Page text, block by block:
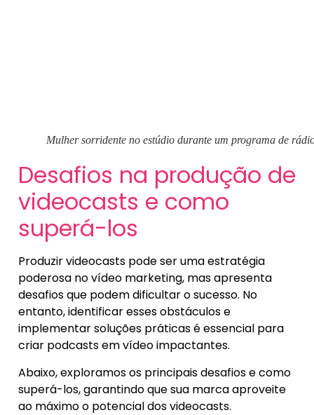
Mulher sorridente no estúdio durante um programa de
Desafios na produção de
videocasts e como
superá-los
Produzir videocasts pode ser uma estratégia
poderosa no vídeo marketing, mas apresenta
desafios que podem dificultar o sucesso. No
entanto, identificar esses obstáculos e
implementar soluções práticas é essencial para
criar podcasts em vídeo impactantes.
Abaixo, exploramos os principais desafios e como
superá-los, garantindo que sua marca aproveite
ao máximo o potencial dos videocasts.